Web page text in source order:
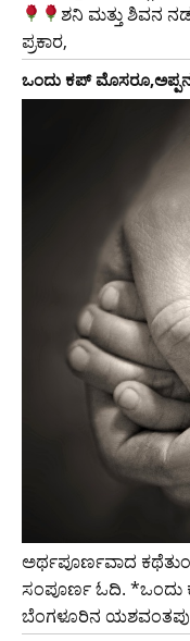
ಶನಿ ಮತ್ತು ಶಿವನ
ಪ್ರಕಾರ,
ಒಂದು ಕಪ್
ಅರ್ಥಪೂರ್ಣವಾದ
ಸಂಪೂರ್ಣ ಓದಿ.
ಬೆಂಗಳೂರಿನ